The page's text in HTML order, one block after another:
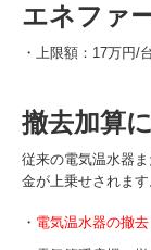
お客様の声
お客様の声
お客様の声
お客様の声
エネファ
・上限額：17万円/
撤去加算
従来の電気温水器
金が上乗せされます
・ 電気温水器の撤去